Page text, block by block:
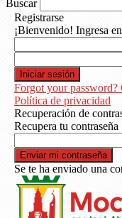
Buscar
Registrarse
¡Bienvenido! Ingresa
Forgot your password?
Política de privacidad
Recuperación de
Recupera tu contraseña
Se te ha enviado una